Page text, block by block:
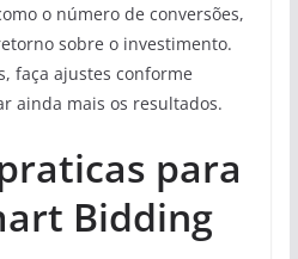
o número de conversões,
sobre o investimento.
faça ajustes conforme
ainda mais os resultados.
para
Bidding